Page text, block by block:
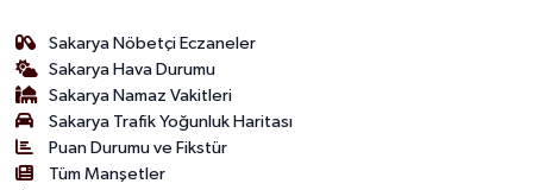
Sakarya Nöbetçi Eczaneler
Sakarya Hava Durumu
Sakarya Namaz Vakitleri
Sakarya Trafik Yoğunluk Haritası
Puan Durumu ve Fikstür
Tüm Manşetler